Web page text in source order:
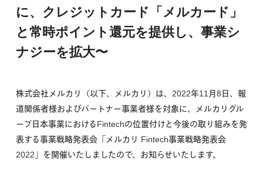
に、クレジットカード「メルカード」
と常時ポイント還元を提供し、事業シ
ナジーを拡大〜
株式会社メルカリ（以下、メルカリ）は、2022年11月8日、報
道関係者様およびパートナー事業者様を対象に、メルカリグル
ープ日本事業におけるFintechの位置付けと今後の取り組みを発
表する事業戦略発表会「メルカリ Fintech事業戦略発表会
2022」を開催いたしましたので、お知らせいたします。